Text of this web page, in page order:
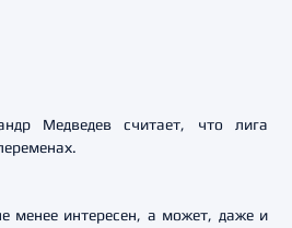
Медведев считает, что лига
менее интересен, а может, даже и